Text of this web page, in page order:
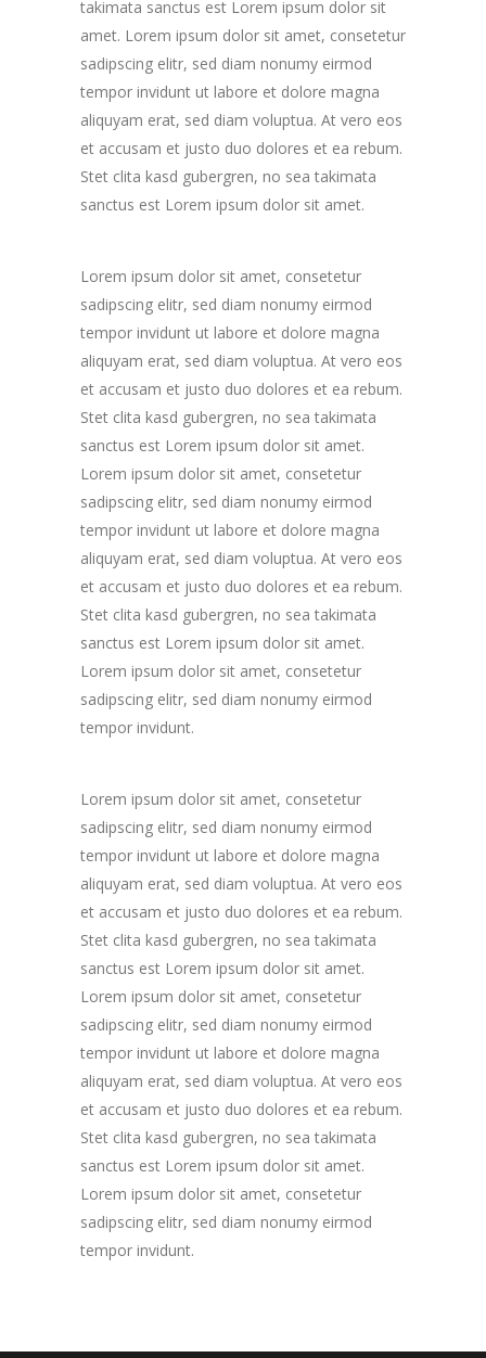
takimata sanctus est Lorem ipsum dolor sit
amet. Lorem ipsum dolor sit amet, consetetur
sadipscing elitr, sed diam nonumy eirmod
tempor invidunt ut labore et dolore magna
aliquyam erat, sed diam voluptua. At vero eos
et accusam et justo duo dolores et ea rebum.
Stet clita kasd gubergren, no sea takimata
sanctus est Lorem ipsum dolor sit amet.
Lorem ipsum dolor sit amet, consetetur
sadipscing elitr, sed diam nonumy eirmod
tempor invidunt ut labore et dolore magna
aliquyam erat, sed diam voluptua. At vero eos
et accusam et justo duo dolores et ea rebum.
Stet clita kasd gubergren, no sea takimata
sanctus est Lorem ipsum dolor sit amet.
Lorem ipsum dolor sit amet, consetetur
sadipscing elitr, sed diam nonumy eirmod
tempor invidunt ut labore et dolore magna
aliquyam erat, sed diam voluptua. At vero eos
et accusam et justo duo dolores et ea rebum.
Stet clita kasd gubergren, no sea takimata
sanctus est Lorem ipsum dolor sit amet.
Lorem ipsum dolor sit amet, consetetur
sadipscing elitr, sed diam nonumy eirmod
tempor invidunt.
Lorem ipsum dolor sit amet, consetetur
sadipscing elitr, sed diam nonumy eirmod
tempor invidunt ut labore et dolore magna
aliquyam erat, sed diam voluptua. At vero eos
et accusam et justo duo dolores et ea rebum.
Stet clita kasd gubergren, no sea takimata
sanctus est Lorem ipsum dolor sit amet.
Lorem ipsum dolor sit amet, consetetur
sadipscing elitr, sed diam nonumy eirmod
tempor invidunt ut labore et dolore magna
aliquyam erat, sed diam voluptua. At vero eos
et accusam et justo duo dolores et ea rebum.
Stet clita kasd gubergren, no sea takimata
sanctus est Lorem ipsum dolor sit amet.
Lorem ipsum dolor sit amet, consetetur
sadipscing elitr, sed diam nonumy eirmod
tempor invidunt.